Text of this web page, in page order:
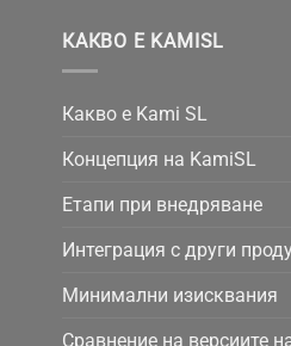
КАКВО Е KAMISL
Какво е Kami SL
Концепция на KamiSL
Етапи при внедряване
Интеграция с други
Минимални изисквания
Сравнение на версиите